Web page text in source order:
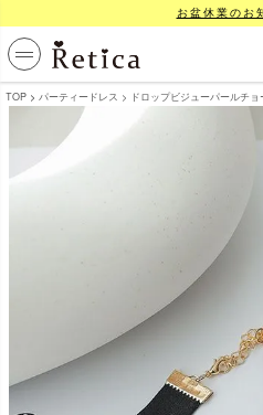
お盆休業のお
TOP パーティードレス ドロップビジューパールチ